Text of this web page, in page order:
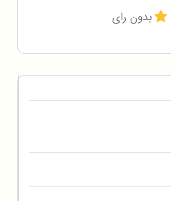
بدون رای